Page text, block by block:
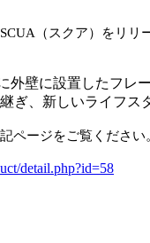
（スクア）をリリ
外壁に設置したフレ
ぎ、新しいライフス
ページをご覧ください
detail.php?id=58